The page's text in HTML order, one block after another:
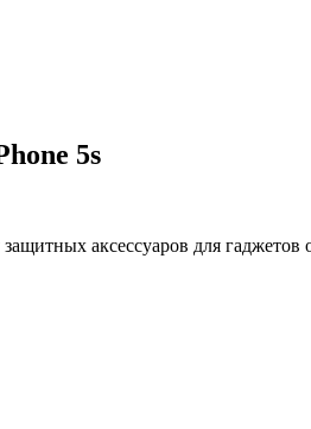
5s
аксессуаров для